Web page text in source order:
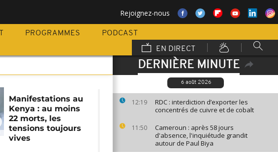
Rejoignez-nous
PROGRAMMES
PODCAST
EN DIRECT
DERNIÈRE MINUTE
6 août 2026
12:19
RDC : interdiction d’exporter les
concentrés de cuivre et de cobalt
11:50
Cameroun : après 58 jours
d'absence, l'inquiétude grandit
autour de Paul Biya
Manifestations au
Kenya : au moins
22 morts, les
tensions toujours
vives